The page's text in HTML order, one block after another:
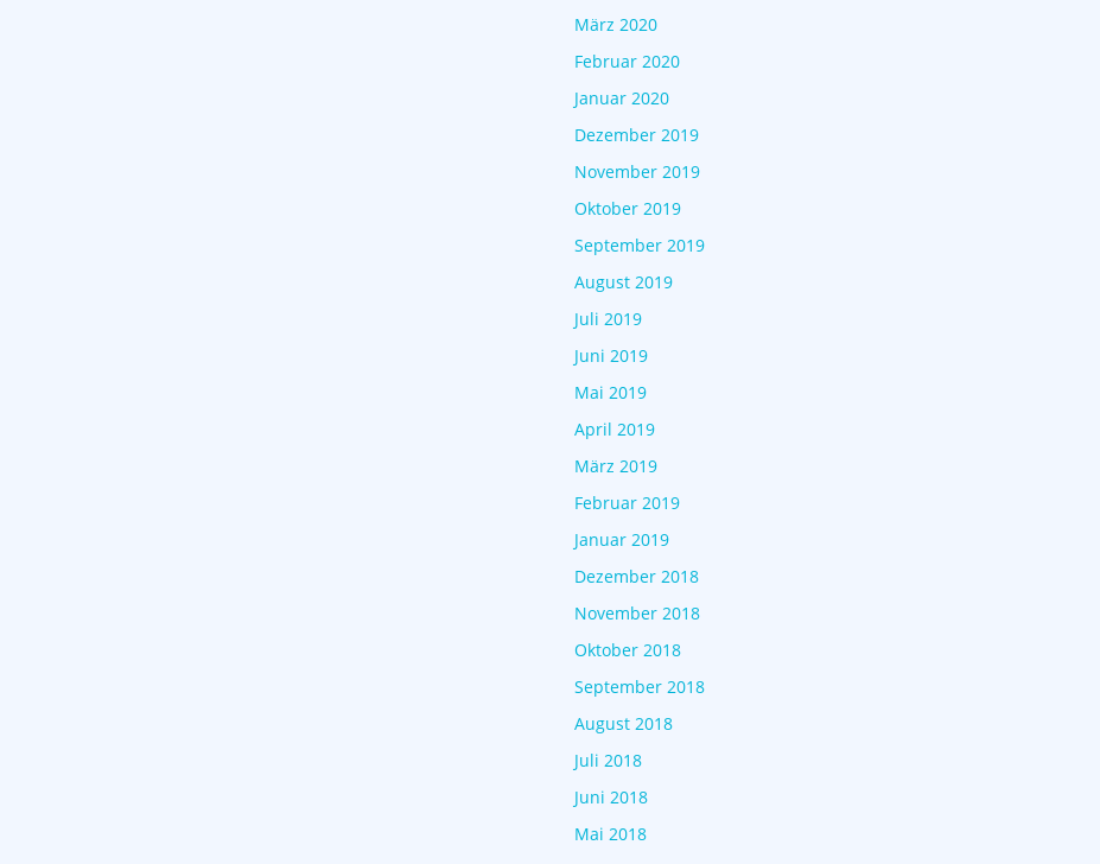
März 2020
Februar 2020
Januar 2020
Dezember 2019
November 2019
Oktober 2019
September 2019
August 2019
Juli 2019
Juni 2019
Mai 2019
April 2019
März 2019
Februar 2019
Januar 2019
Dezember 2018
November 2018
Oktober 2018
September 2018
August 2018
Juli 2018
Juni 2018
Mai 2018